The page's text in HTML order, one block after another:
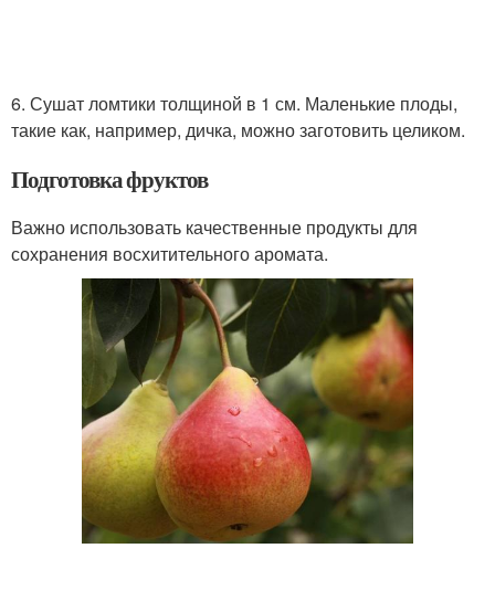
6. Сушат ломтики толщиной в 1 см. Маленькие плоды,
такие как, например, дичка, можно заготовить целиком.
Подготовка фруктов
Важно использовать качественные продукты для
сохранения восхитительного аромата.